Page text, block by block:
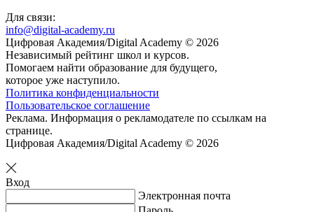
Для связи:
info@digital-academy.ru
Цифровая Академия/Digital Academy © 2026
Независимый рейтинг школ и курсов.
Помогаем найти образование для будущего,
которое уже наступило.
Политика конфиденциальности
Пользовательское соглашение
Реклама. Информация о рекламодателе по ссылкам на
странице.
Цифровая Академия/Digital Academy © 2026
Вход
Электронная почта